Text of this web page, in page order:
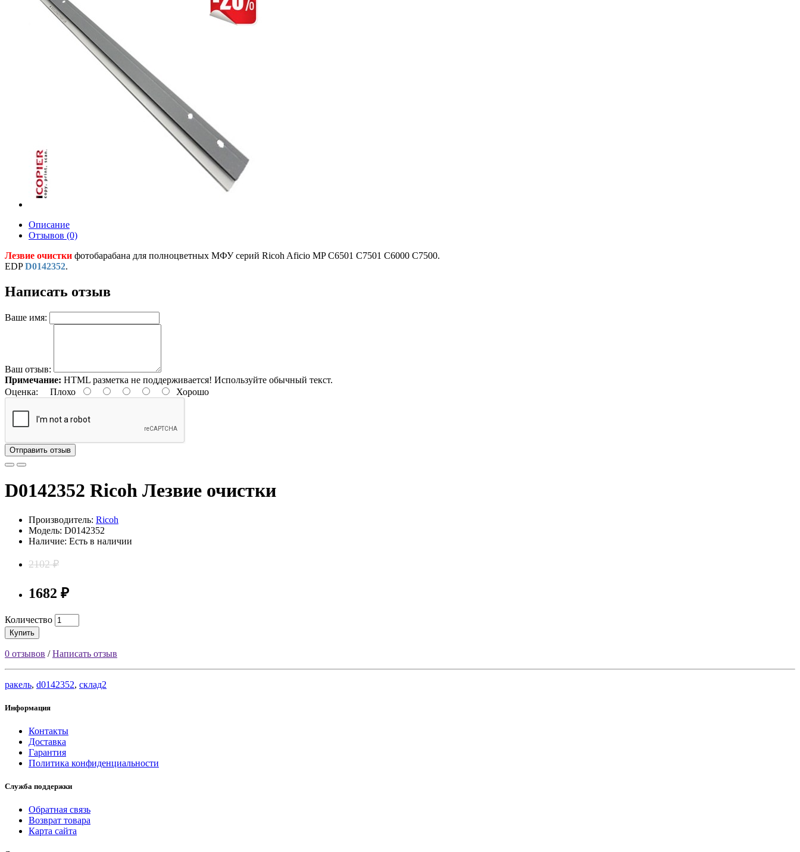
Описание
Отзывов (0)
Лезвие очистки фотобарабана для полноцветных МФУ серий Ricoh Aficio MP C6501 C7501 C6000 C7500.
EDPD0142352.
Написать отзыв
Ваше имя:
Ваш отзыв:
Примечание: HTML разметка не поддерживается! Используйте обычный текст.
Оценка: Плохо Хорошо
Отправить отзыв
D0142352 Ricoh Лезвие очистки
Производитель: Ricoh
Модель: D0142352
Наличие: Есть в наличии
2102 ₽
1682 ₽
Количество
Купить
0 отзывов /Написать отзыв
ракель, d0142352, склад2
Информация
Контакты
Доставка
Гарантия
Политика конфиденциальности
Служба поддержки
Обратная связь
Возврат товара
Карта сайта